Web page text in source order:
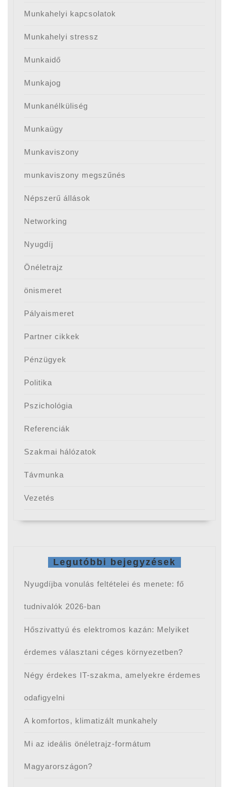
Munkahelyi kapcsolatok
Munkahelyi stressz
Munkaidő
Munkajog
Munkanélküliség
Munkaügy
Munkaviszony
munkaviszony megszűnés
Népszerű állások
Networking
Nyugdíj
Önéletrajz
önismeret
Pályaismeret
Partner cikkek
Pénzügyek
Politika
Pszichológia
Referenciák
Szakmai hálózatok
Távmunka
Vezetés
Legutóbbi bejegyzések
Nyugdíjba vonulás feltételei és menete: fő
tudnivalók 2026-ban
Hőszivattyú és elektromos kazán: Melyiket
érdemes választani céges környezetben?
Négy érdekes IT-szakma, amelyekre érdemes
odafigyelni
A komfortos, klimatizált munkahely
Mi az ideális önéletrajz-formátum
Magyarországon?